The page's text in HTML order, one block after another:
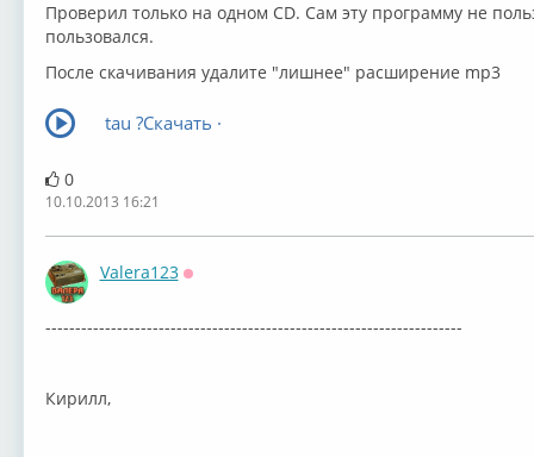
Проверил только на одном CD. Сам эту программу не
пользовался.
После скачивания удалите "лишнее" расширение mp3
tau ?Скачать ·
0
10.10.2013 16:21
Valera123
----------------------------------------------------------------------
Кирилл,